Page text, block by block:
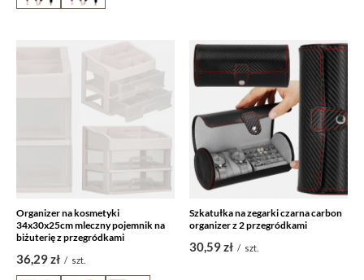
Organizer na kosmetyki
34x30x25cm mleczny pojemnik na
biżuterię z przegródkami
36,29 zł / szt.
Szkatułka na zegarki czarna carbon
organizer z 2 przegródkami
30,59 zł / szt.